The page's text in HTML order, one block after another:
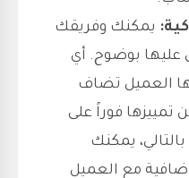
يمكنك وفريقك
عليها بوضوح. أي
العميل تضاف
فوراً على
يمكنك
مع العميل